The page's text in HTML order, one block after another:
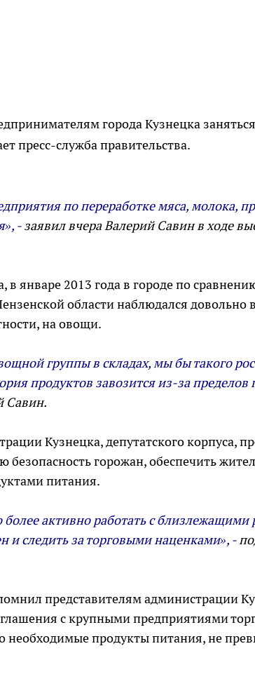
города Кузнецка
пресс-служба правительства.
по переработке мяса, молока,
-заявил вчера Валерий Савин в ходе
в январе 2013 года в городе по
области наблюдался довольно
на овощи.
группы в складах, мы бы такого
продуктов завозится из-за пределов
Савин.
Кузнецка, депутатского корпуса,
безопасность горожан, обеспечить
питания.
активно работать с близлежащими
и следить за торговыми наценками», -
представителям администрации
с крупными предприятиями
необходимые продукты питания, не